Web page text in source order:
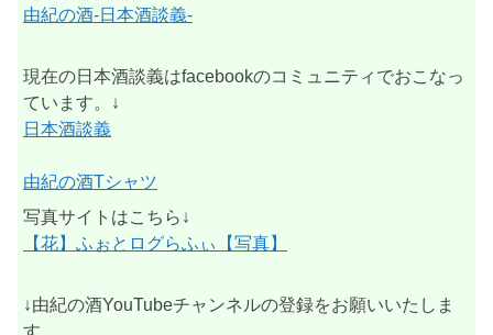
由紀の酒-日本酒談義-
現在の日本酒談義はfacebookのコミュニティでおこなっ
ています。↓
日本酒談義
由紀の酒Tシャツ
写真サイトはこちら↓
【花】ふぉとログらふぃ【写真】
↓由紀の酒YouTubeチャンネルの登録をお願いいたしま
す。